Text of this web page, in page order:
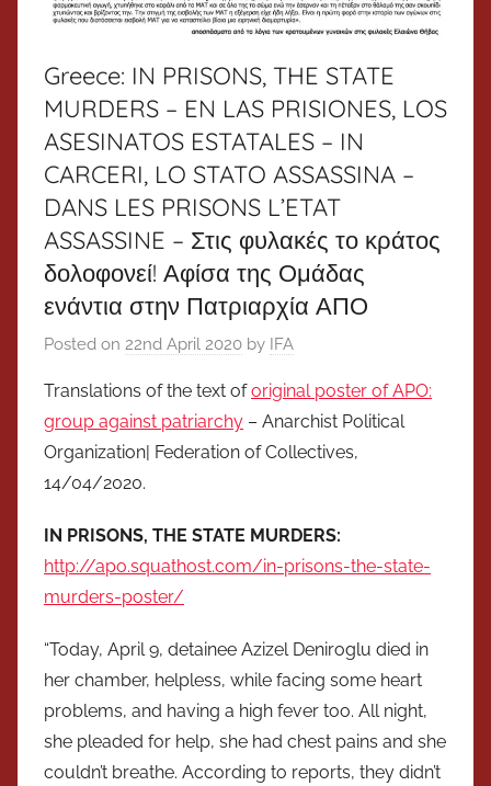
Greece: IN PRISONS, THE STATE
MURDERS – EN LAS PRISIONES, LOS
ASESINATOS ESTATALES – IN
CARCERI, LO STATO ASSASSINA –
DANS LES PRISONS L’ETAT
ASSASSINE – Στις φυλακές το κράτος
δολοφονεί! Αφίσα της Ομάδας
ενάντια στην Πατριαρχία ΑΠΟ
Posted on 22nd April 2020 by IFA
Translations of the text oforiginal poster of APO:
group against patriarchy – Anarchist Political
Organization| Federation of Collectives,
14/04/2020.
IN PRISONS, THE STATE MURDERS:
http://apo.squathost.com/in-prisons-the-state-
murders-poster/
“Today, April 9, detainee Azizel Deniroglu died in
her chamber, helpless, while facing some heart
problems, and having a high fever too. All night,
she pleaded for help, she had chest pains and she
couldn’t breathe. According to reports, they didn’t